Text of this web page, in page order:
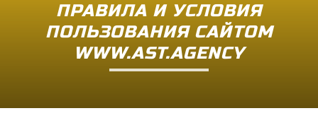
ПРАВИЛА И УСЛОВИЯ
ПОЛЬЗОВАНИЯ САЙТОМ
WWW.AST.AGENCY